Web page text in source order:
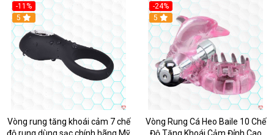
-11%
5
Vòng rung tăng khoái cảm 7 chế
-24%
5
Vòng Rung Cá Heo Baile 10 Chế